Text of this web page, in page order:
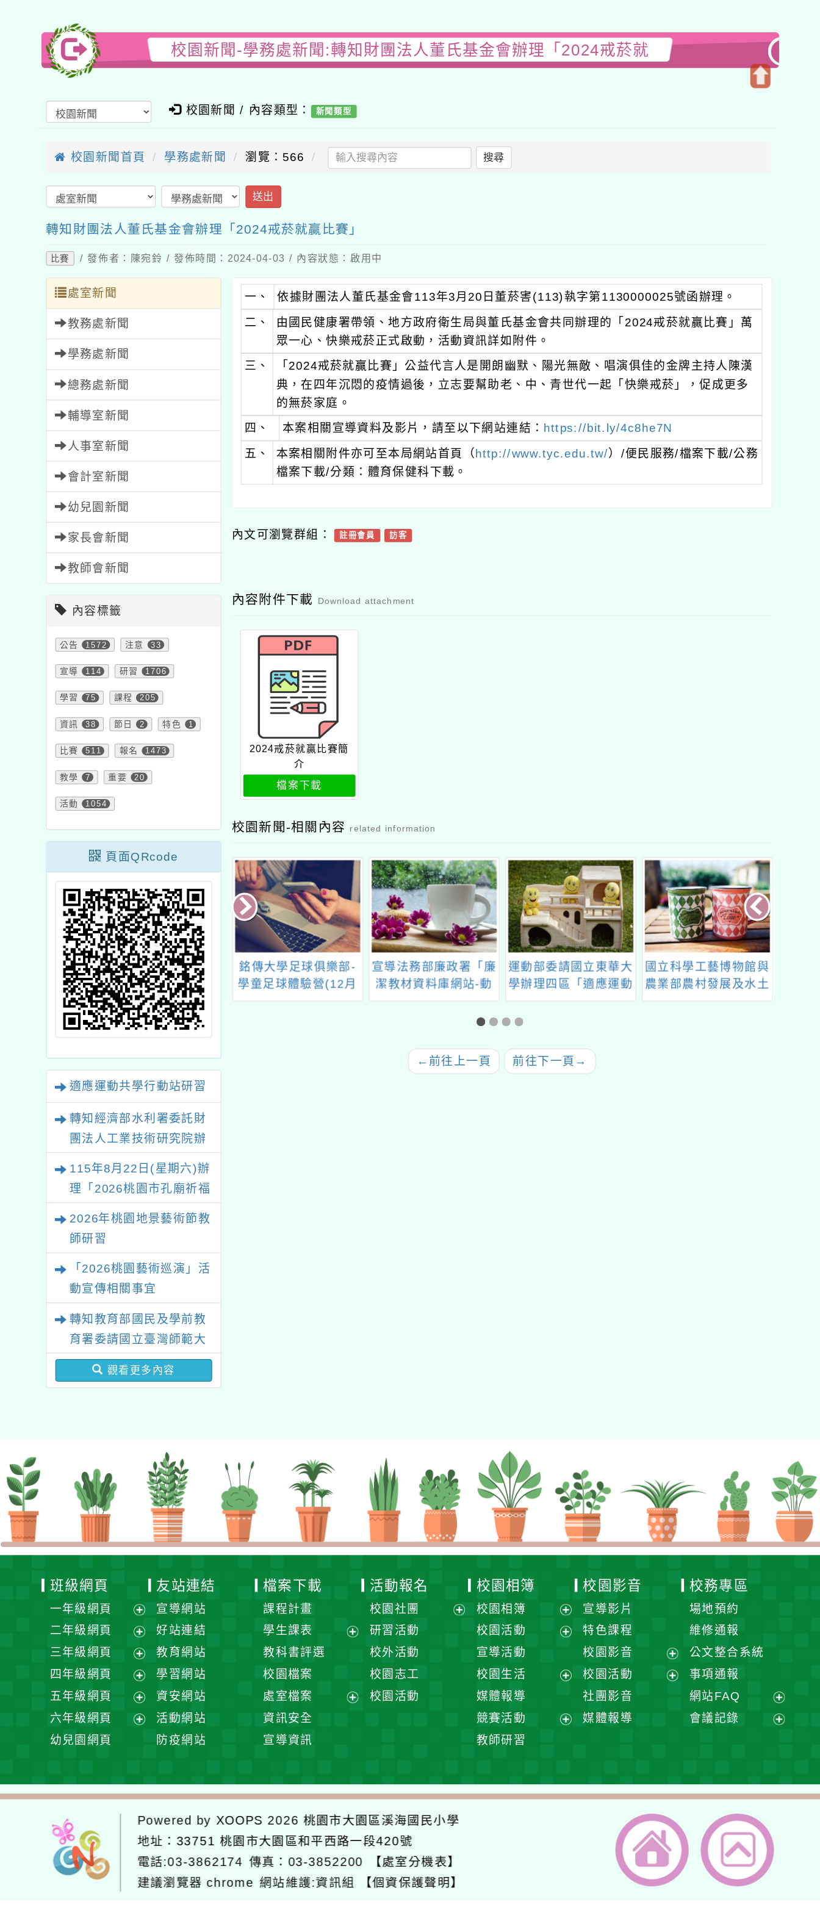
校園新聞-學務處新聞:轉知財團法人董氏基金會辦理「2024戒菸就
校園新聞 / 內容類型： 新聞類型
校園新聞首頁 學務處新聞 瀏覽：566 搜尋
送出
轉知財團法人董氏基金會辦理「2024戒菸就贏比賽」
比賽 / 發佈者：陳宛鈴 / 發佈時間：2024-04-03 / 內容狀態：啟用中
處室新聞
教務處新聞
學務處新聞
總務處新聞
輔導室新聞
人事室新聞
會計室新聞
幼兒園新聞
家長會新聞
教師會新聞
內容標籤
公告 1572 注意 33
宣導 114 研習 1706
學習 75 課程 205
資訊 38 節日 2 特色 1
比賽 511 報名 1473
教學 7 重要 20
活動 1054
頁面QRcode
適應運動共學行動站研習
轉知經濟部水利署委託財
團法人工業技術研究院辦
績優單位及節水達人選拔
活動」
115年8月22日(星期六)辦
理「2026桃園市孔廟祈福
系列活動—儒門初開 智慧
啟航」
2026年桃園地景藝術節教
師研習
「2026桃園藝術巡演」活
動宣傳相關事宜
轉知教育部國民及學前教
育署委請國立臺灣師範大
學辦理「114至115年度
健康促進學校輔導計畫師
觀看更多內容
一、 依據財團法人董氏基金會113年3月20日董菸害(113)執字第1130000025號函辦理。
二、
由國民健康署帶領、地方政府衛生局與董氏基金會共同辦理的「2024戒菸就贏比賽」萬
眾一心、快樂戒菸正式啟動，活動資訊詳如附件。
三、 「2024戒菸就贏比賽」公益代言人是開朗幽默、陽光無敵、唱演俱佳的金牌主持人陳漢
典，在四年沉悶的疫情過後，立志要幫助老、中、青世代一起「快樂戒菸」，促成更多
的無菸家庭。
四、 本案相關宣導資料及影片，請至以下網站連結： https://bit.ly/4c8he7N
五、
本案相關附件亦可至本局網站首頁（ http://www.tyc.edu.tw/）/便民服務/檔案下載/公務
檔案下載/分類：體育保健科下載。
內文可瀏覽群組： 註冊會員 訪客
內容附件下載 Download attachment
2024戒菸就贏比賽簡
介
檔案下載
校園新聞-相關內容 related information
館2023聽損兒
共融計畫-「一
? 我的身體是
」工作坊活動
「2024桃園藝術巡演
新屋場 九天民俗技藝
團《新屋天后宮-廟會
狂響》」活動宣傳相關
事宜
銘傳大學足球俱樂部-
學童足球體驗營(12月
10日場次)
宣導法務部廉政署「廉
潔教材資料庫網站-動
畫介紹影片」
運動部委請國立東華大
學辦理四區「適應運動
共學行動站」第二階段
國立科學工藝博物館與
農業部農村發展及水土
保持署合作「113年食
← 前往上一頁 前往下一頁 →
班級網頁
一年級網頁
展
開
選
單
二年級網頁
展
選
單
三年級網頁
展
選
單
四年級網頁
展
選
五年級網頁
展
開
六年級網頁
單
幼兒園網頁
友站連結
宣導網站
好站連結
教育網站
學習網站
資安網站
活動網站
防疫網站
檔案下載
課程計畫
學生課表
單
教科書評選
校園檔案
處室檔案
資訊安全
宣導資訊
活動報名
校園社團
研習活動
校外活動
校園志工
校園活動
校園相簿
校園相簿
展
開
單
校園活動
選
宣導活動
校園生活
選
媒體報導
競賽活動
單
教師研習
校園影音
宣導影片
特色課程
校園影音
展
校園活動
社團影音
媒體報導
校務專區
場地預約
維修通報
公文整合系統
事項通報
網站FAQ
展
開
會議記錄
單
Powered by XOOPS 2026桃園市大園區溪海國民小學
地址： 33751 桃園市大園區和平西路一段420號
電話:03-3862174 傳真：03-3852200
【處室分機表】
建議瀏覽器 chrome 網站維護:資訊組 【個資保護聲明】